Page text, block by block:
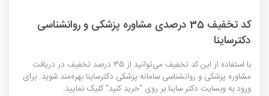
کد تخفیف 35 درصدی مشاوره پزشکی و روانشناسی
دکترساینا
با استفاده از این کد تخفیف می‌توانید از 35 درصد تخفیف در دریافت
مشاوره پزشکی و روانشناسی سامانه پزشکی دکترساینا بهره‌مند شوید. برای
ورود به وبسایت دکتر ساینا بر روی "خرید کنید" کلیک نمایید.